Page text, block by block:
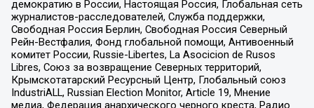
демократию в России, Настоящая Россия, Глобальная сеть
журналистов-расследователей, Служба поддержки,
Свободная Россия Берлин, Свободная Россия Северный
Рейн-Вестфалия, Фонд глобальной помощи, Антивоенный
комитет России, Russie-Libertes, La Asocicion de Rusos
Libres, Союз за возвращение Северных территорий,
Крымскотатарский Ресурсный Центр, Глобальный союз
IndustriALL, Russian Election Monitor, Article 19, Мнение
медиа, Федерация анархического черного креста, Радио